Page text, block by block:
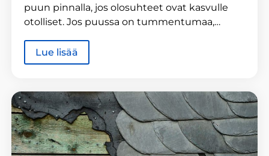
puun pinnalla, jos olosuhteet ovat kasvulle
otolliset. Jos puussa on tummentumaa,…
Lue lisää